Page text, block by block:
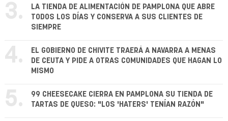
3.
LA TIENDA DE ALIMENTACIÓN DE PAMPLONA QUE ABRE
TODOS LOS DÍAS Y CONSERVA A SUS CLIENTES DE
SIEMPRE
4.
EL GOBIERNO DE CHIVITE TRAERÁ A NAVARRA A MENAS
DE CEUTA Y PIDE A OTRAS COMUNIDADES QUE HAGAN LO
MISMO
5.
99 CHEESECAKE CIERRA EN PAMPLONA SU TIENDA DE
TARTAS DE QUESO: "LOS 'HATERS' TENÍAN RAZÓN"